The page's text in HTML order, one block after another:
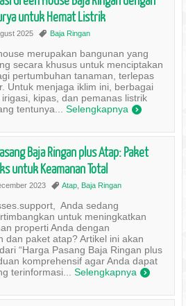
untuk Hemat Listrik
2025 , Baja Ringan
merupakan bangunan yang
secara khusus untuk menciptakan
pertumbuhan tanaman, terlepas
Untuk menjaga iklim ini, berbagai
kipas, dan pemanas listrik
tentunya... Selengkapnya )
Baja Ringan plus Atap: Paket
untuk Keamanan Total
2023 , Atap, Baja Ringan
Anda sedang
untuk meningkatkan
properti Anda dengan
dan paket atap? Artikel ini akan
“Harga Pasang Baja Ringan plus
komprehensif agar Anda dapat
terinformasi... Selengkapnya )